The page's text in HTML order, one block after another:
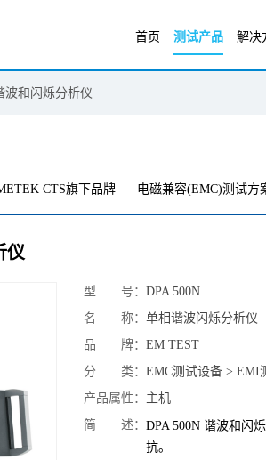
首页 测试产品 解决
波和闪烁分析仪
CTS旗下品牌 电磁兼容(EMC)测试方
仪
型 号： DPA 500N
名 称： 单相谐波闪烁分析仪
品 牌： EM TEST
分 类： EMC测试设备 > EMI
产品属性： 主机
简 述： DPA 500N 谐波和闪
抗。